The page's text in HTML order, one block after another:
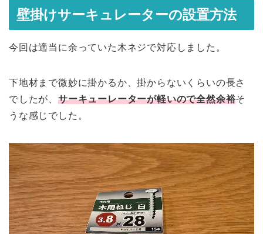
壁掛けサーキュレーターの設置方法
今回は適当に余っていた木ネジで対応しました。
下地材まで微妙に掛かるか、掛からないくらいの長さ
でしたが、 サーキューレーターが軽いので全然余裕そ
うな感じでした。